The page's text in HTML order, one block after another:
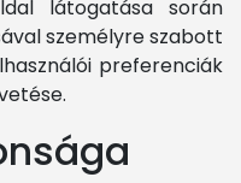
látogatása során
személyre szabott
preferenciák